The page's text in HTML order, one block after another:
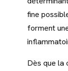
fine
forment
Dès que la